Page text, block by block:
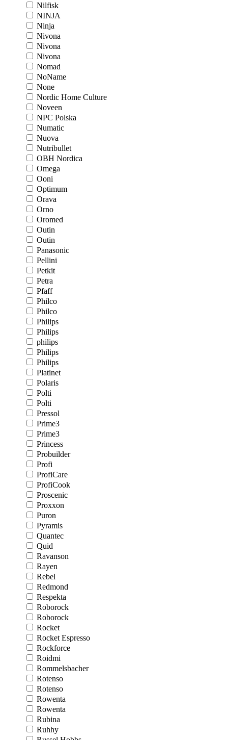
Nilfisk
NINJA
Ninja
Nivona
Nivona
Nivona
Nomad
NoName
None
Nordic Home Culture
Noveen
NPC Polska
Numatic
Nuova
Nutribullet
OBH Nordica
Omega
Ooni
Optimum
Orava
Orno
Oromed
Outin
Outin
Panasonic
Pellini
Petkit
Petra
Pfaff
Philco
Philco
Philips
Philips
philips
Philips
Philips
Platinet
Polaris
Polti
Polti
Pressol
Prime3
Prime3
Princess
Probuilder
Profi
ProfiCare
ProfiCook
Proscenic
Proxxon
Puron
Pyramis
Quantec
Quid
Ravanson
Rayen
Rebel
Redmond
Respekta
Roborock
Roborock
Rocket
Rocket Espresso
Rockforce
Roidmi
Rommelsbacher
Rotenso
Rotenso
Rowenta
Rowenta
Rubina
Ruhhy